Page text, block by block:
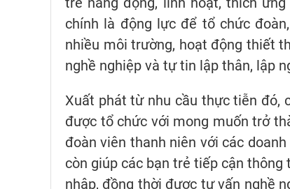
chính là động lực để tổ chức
nhiều môi trường, hoạt động thiết
nghề nghiệp và tự tin lập thân, lập
Xuất phát từ nhu cầu thực tiễn đó,
được tổ chức với mong muốn trở
đoàn viên thanh niên với các
còn giúp các bạn trẻ tiếp cận
nhập, đồng thời được tư vấn nghề